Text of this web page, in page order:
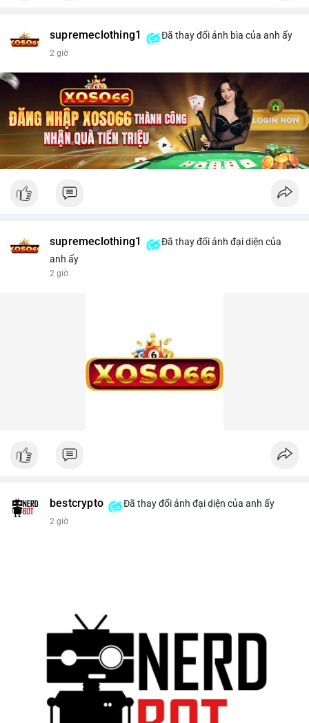
supremeclothing1 Đã thay đổi ảnh bìa của anh ấy
2 giờ
supremeclothing1
Đã thay đổi ảnh đại diện của
anh ấy
2 giờ
bestcrypto Đã thay đổi ảnh đại diện của anh ấy
2 giờ